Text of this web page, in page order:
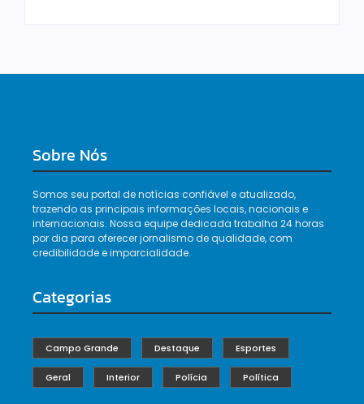
Sobre Nós
Somos seu portal de notícias confiável e atualizado,
trazendo as principais informações locais, nacionais e
internacionais. Nossa equipe dedicada trabalha 24 horas
por dia para oferecer jornalismo de qualidade, com
credibilidade e imparcialidade.
Categorias
Campo Grande Destaque Esportes
Geral Interior Polícia Política